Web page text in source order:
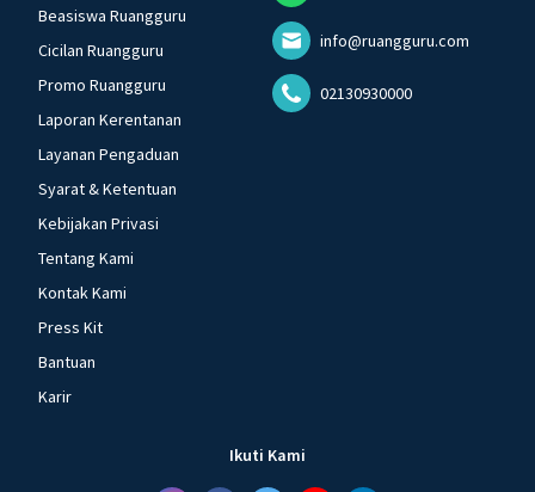
Beasiswa Ruangguru
Cicilan Ruangguru
Promo Ruangguru
Laporan Kerentanan
Layanan Pengaduan
Syarat & Ketentuan
Kebijakan Privasi
Tentang Kami
Kontak Kami
Press Kit
Bantuan
Karir
info@ruangguru.com
02130930000
Ikuti Kami